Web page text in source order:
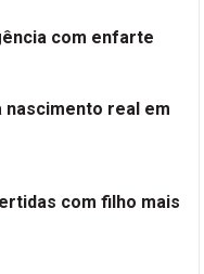
com enfarte
nascimento real em
com filho mais